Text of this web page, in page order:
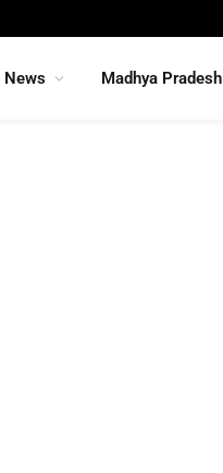
News Madhya Pradesh